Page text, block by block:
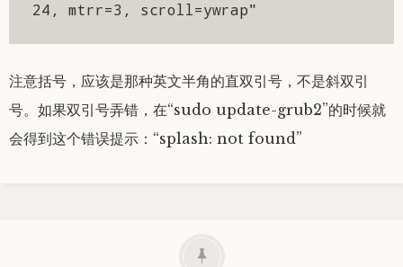
24, mtrr=3, scroll=ywrap"
注意括号，应该是那种英文半角的直双引号，不是斜双引
号。如果双引号弄错，在“sudo update-grub2”的时候就
会得到这个错误提示：“splash: not found”